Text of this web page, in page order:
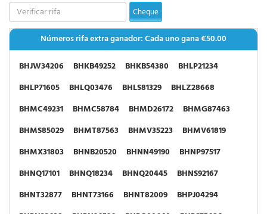
BHSH88140
BHSJ00135
BHSJ10125
BHSJ28534 BHSJ36828
BHSJ41937
BHSJ48608
BHSJ69908 BHSJ83938
BHSK01522
BHSK11598
BHSK15147 BHSK36369
BHSK51404
BHSK73376
BHSL13749 BHSL41832
BHSL45505
BHSL55856
BHSL80756 BHSM14305
BHSM21105
BHSM67356
BHSN11662 BHSN32608
BHSN34193
BHSN39200
BHSN47361 BHSN51403
BHSN59040
BHSN61770
BHSN88625 BHSN89129
BHSP01202
BHSP12618
BHSP31906 BHSP32405 BZZZ89590
Cheque
Números rifa extra ganador: Cada uno gana€50.00
BHJW34206
BHKB49252 BHKB54380
BHLP21234
BHLP71605
BHLQ03476 BHLS81329
BHLZ28668
BHMC49231
BHMC58784 BHMD26172
BHMG87463
BHMS85029
BHMT87563 BHMV35223
BHMV61819
BHMX31803
BHNB20520 BHNN49190
BHNP97517
BHNQ17101
BHNQ18234 BHNQ20445
BHNS92167
BHNT32877
BHNT73166 BHNT82009
BHPJ04294